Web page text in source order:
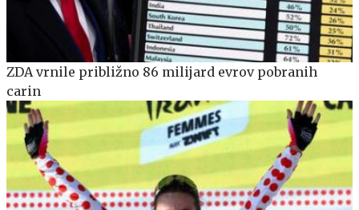
ZDA vrnile približno 86 milijard evrov pobranih
carin